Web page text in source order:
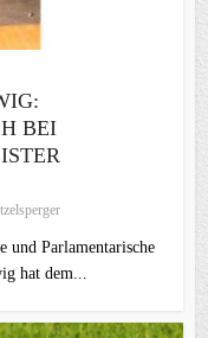
BEI
und Parlamentarische
hat dem...